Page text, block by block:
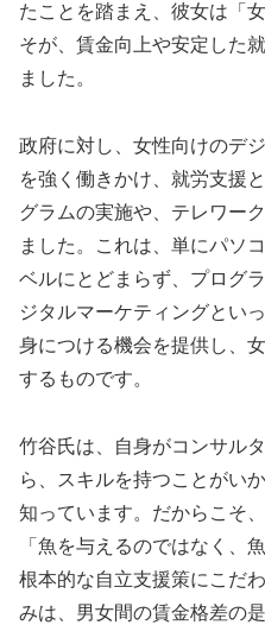
たことを踏まえ、彼女は「
そが、賃金向上や安定した
ました。
政府に対し、女性向けのデ
を強く働きかけ、就労支援
グラムの実施や、テレワー
ました。これは、単にパソ
ベルにとどまらず、プログ
ジタルマーケティングとい
身につける機会を提供し、
するものです。
竹谷氏は、自身がコンサル
ら、スキルを持つことがい
知っています。だからこそ
「魚を与えるのではなく、
根本的な自立支援策にこだ
みは、男女間の賃金格差の